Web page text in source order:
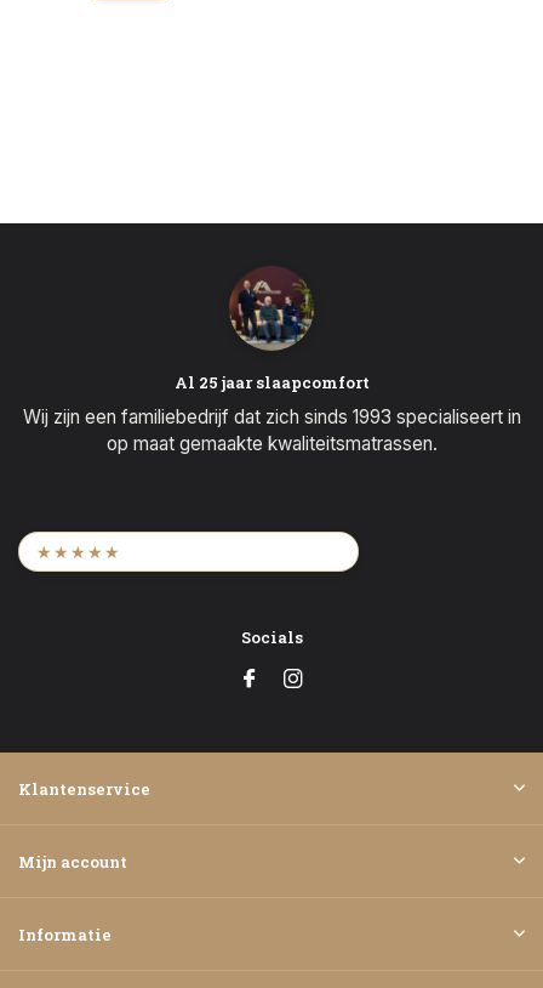
Al 25 jaar slaapcomfort
Wij zijn een familiebedrijf dat zich sinds 1993 specialiseert in
op maat gemaakte kwaliteitsmatrassen.
★★★★★
Socials
Klantenservice
Mijn account
Informatie